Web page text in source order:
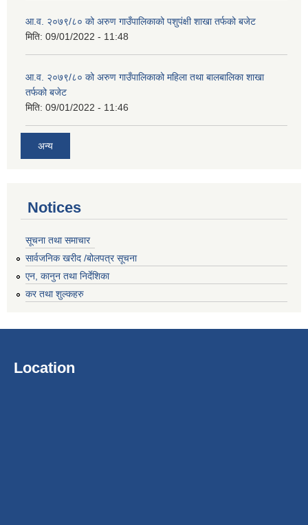
आ.व. २०७९/८० को अरुण गाउँपालिकाको पशुपंक्षी शाखा तर्फको बजेट
मिति: 09/01/2022 - 11:48
आ.व. २०७९/८० को अरुण गाउँपालिकाको महिला तथा बालबालिका शाखा
तर्फको बजेट
मिति: 09/01/2022 - 11:46
अन्य
Notices
सूचना तथा समाचार
सार्वजनिक खरीद /बोलपत्र सूचना
एन, कानुन तथा निर्देशिका
कर तथा शुल्कहरु
Location